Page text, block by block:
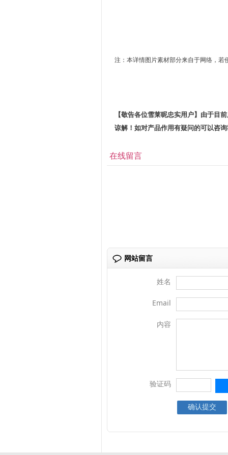
注：本详情图片素材部分来自于网络，若
【敬告各位雪莱昵忠实用户】由于目
谅解！如对产品作用有疑问的可以咨
在线留言
网站留言
姓名
Email
内容
验证码